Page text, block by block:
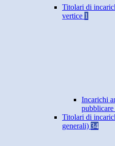
Titolari di
vertice 1
Incarichi
Titolari di
generali) 34